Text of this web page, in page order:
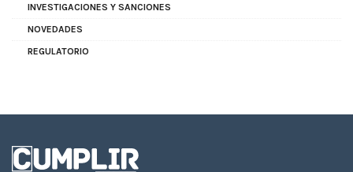
INVESTIGACIONES Y SANCIONES
NOVEDADES
REGULATORIO